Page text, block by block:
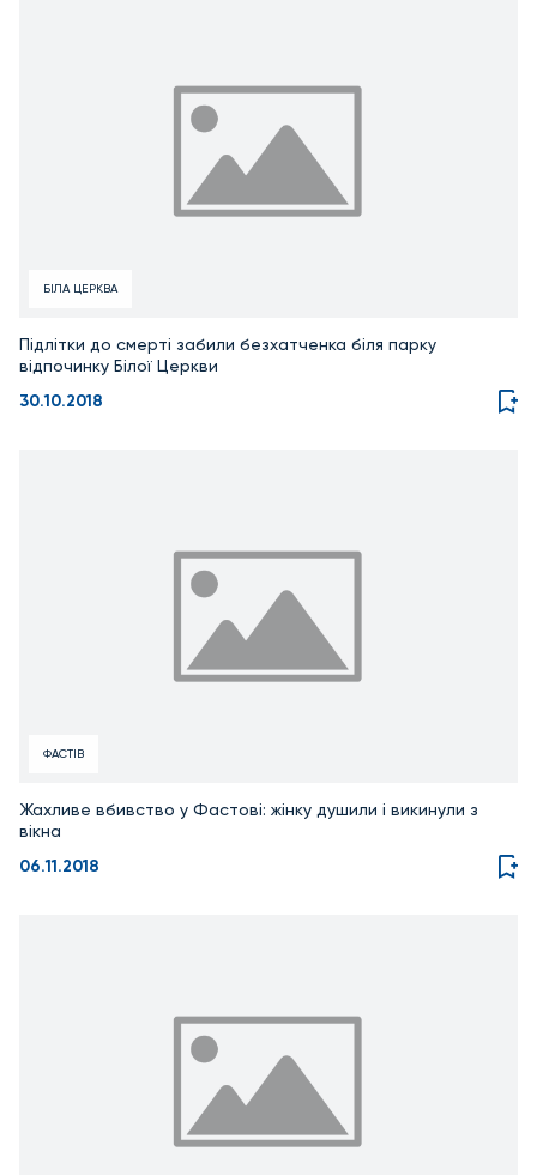
БІЛА ЦЕРКВА
Підлітки до смерті забили безхатченка біля парку
відпочинку Білої Церкви
30.10.2018
ФАСТІВ
Жахливе вбивство у Фастові: жінку душили і викинули з
вікна
06.11.2018